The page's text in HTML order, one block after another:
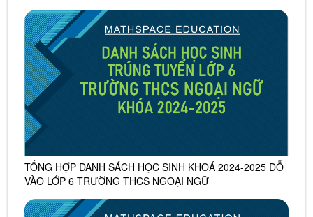
TỔNG HỢP DANH SÁCH HỌC SINH KHOÁ 2024-2025 ĐỖ
VÀO LỚP 6 TRƯỜNG THCS NGOẠI NGỮ